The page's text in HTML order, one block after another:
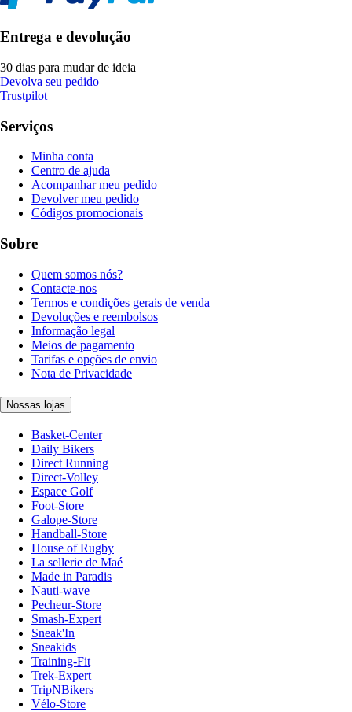
Entrega e devolução
30 dias para mudar de ideia
Devolva seu pedido
Trustpilot
Serviços
Minha conta
Centro de ajuda
Acompanhar meu pedido
Devolver meu pedido
Códigos promocionais
Sobre
Quem somos nós?
Contacte-nos
Termos e condições gerais de venda
Devoluções e reembolsos
Informação legal
Meios de pagamento
Tarifas e opções de envio
Nota de Privacidade
Nossas lojas
Basket-Center
Daily Bikers
Direct Running
Direct-Volley
Espace Golf
Foot-Store
Galope-Store
Handball-Store
House of Rugby
La sellerie de Maé
Made in Paradis
Nauti-wave
Pecheur-Store
Smash-Expert
Sneak'In
Sneakids
Training-Fit
Trek-Expert
TripNBikers
Vélo-Store